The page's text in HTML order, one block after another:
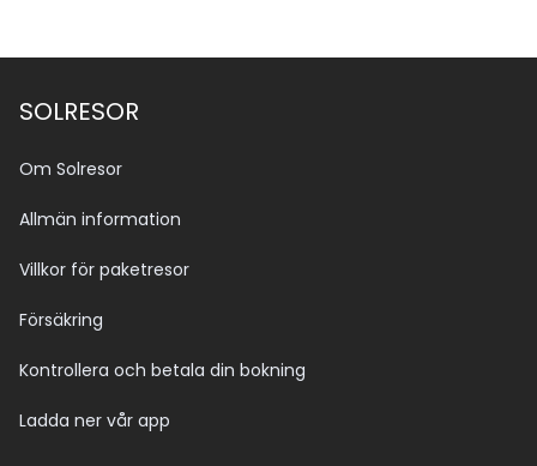
SOLRESOR
Om Solresor
Allmän information
Villkor för paketresor
Försäkring
Kontrollera och betala din bokning
Ladda ner vår app